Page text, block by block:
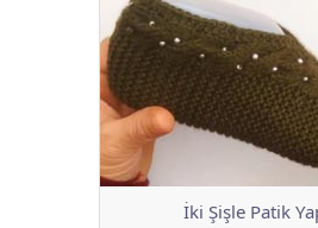
İki Şişle Patik